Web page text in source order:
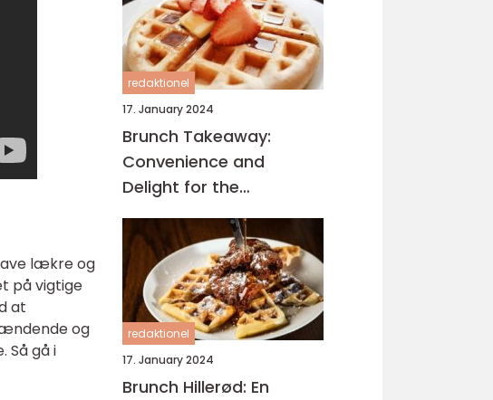
lækre og
på vigtige
at
og
Så gå i
kombination af
morgenmad og frokost
end i hjertet af
København
redaktionel
17. January 2024
Brunch Takeaway:
Convenience and
Delight for the
Adventurous Travelers
redaktionel
17. January 2024
Brunch Hillerød: En